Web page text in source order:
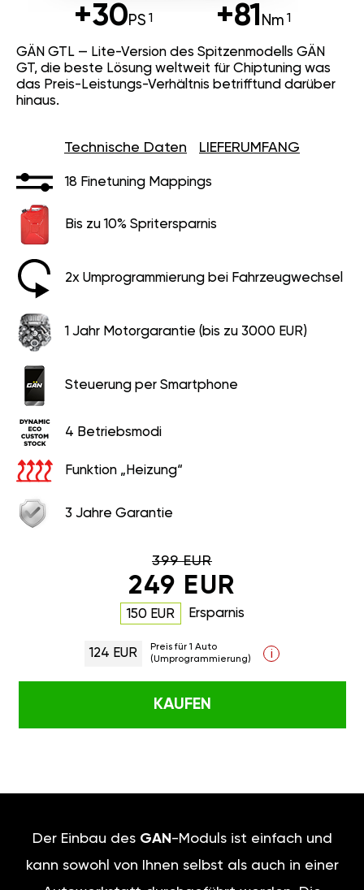
+30PS +81 Nm
GÄN GTL — Lite-Version des Spitzenmodells GÄN
GT, die beste Lösung weltweit für Chiptuning was
das Preis-Leistungs-Verhältnis betrifftund darüber
hinaus.
Technische Daten LIEFERUMFANG
18 Finetuning Mappings
Bis zu 10% Spritersparnis
2x Umprogrammierung bei Fahrzeugwechsel
1 Jahr Motorgarantie (bis zu 3000 EUR)
Steuerung per Smartphone
4 Betriebsmodi
Funktion „Heizung“
3 Jahre Garantie
399 EUR
249 EUR
150 EUR Ersparnis
124 EUR
Preis für 1 Auto
(Umprogrammierung)
i
KAUFEN
Der Einbau des GAN -Moduls ist einfach und
kann sowohl von Ihnen selbst als auch in einer